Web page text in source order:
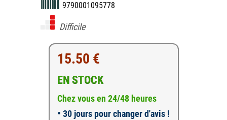
9790001095778
Difficile
15.50 €
EN STOCK
Chez vous en 24/48 heures
• 30 jours pour changer d'avis !